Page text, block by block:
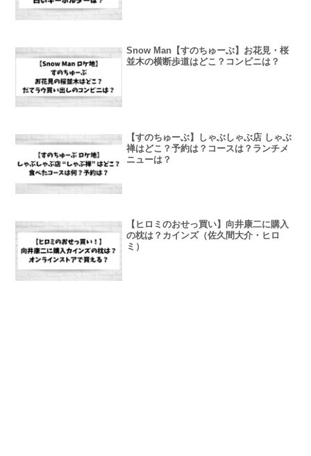
Snow Man【すのちゅーぶ】お花見・桜
並木の横断歩道はどこ？コンビニは？
【すのちゅーぶ】しゃぶしゃぶ店 しゃぶ
禅はどこ？予約は？コースは？ランチメ
ニューは？
【ヒロミのおせっ買い】向井康二に購入
の枕は？カインズ（佐久間大介・ヒロ
ミ）